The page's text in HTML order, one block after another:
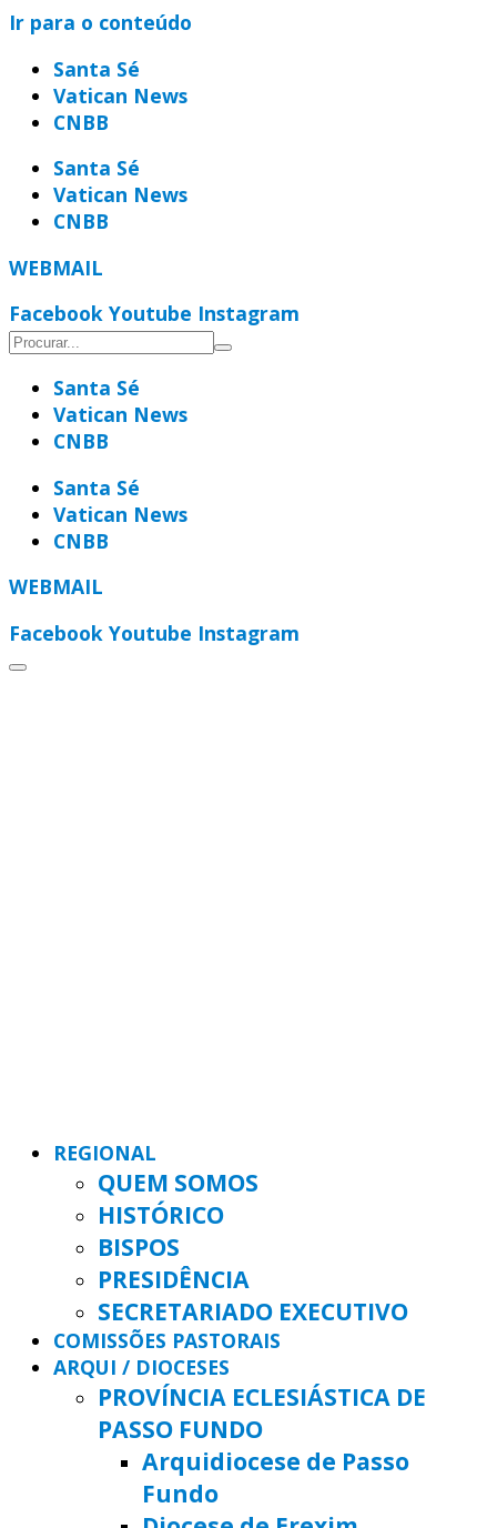
Ir para o conteúdo
Santa Sé
Vatican News
CNBB
Santa Sé
Vatican News
CNBB
WEBMAIL
Facebook Youtube Instagram
Santa Sé
Vatican News
CNBB
Santa Sé
Vatican News
CNBB
WEBMAIL
Facebook Youtube Instagram
REGIONAL
QUEM SOMOS
HISTÓRICO
BISPOS
PRESIDÊNCIA
SECRETARIADO EXECUTIVO
COMISSÕES PASTORAIS
ARQUI / DIOCESES
PROVÍNCIA ECLESIÁSTICA DE
PASSO FUNDO
Arquidiocese de Passo
Fundo